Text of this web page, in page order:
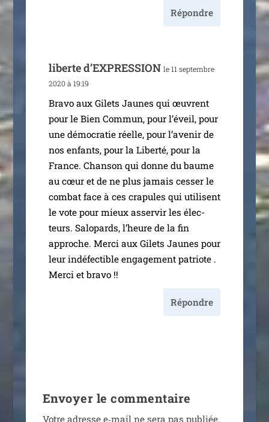
Répondre
liberte d’EXPRESSION le 11 sep­tembre
2020 à 19:19
Bravo aux Gilets Jaunes qui œuvrent
pour le Bien Commun, pour l’é­veil, pour
une démo­cra­tie réelle, pour l’a­ve­nir de
nos enfants, pour la Liberté, pour la
France. Chanson qui donne du baume
au cœur et de ne plus jamais ces­ser le
com­bat face à ces cra­pules qui uti­lisent
le vote pour mieux asser­vir les élec­
teurs. Salopards, l’heure de la fin
approche. Merci aux Gilets Jaunes pour
leur indé­fec­tible enga­ge­ment patriote .
Merci et bravo !!
Répondre
Envoyer le commentaire
Votre adresse e‑mail ne sera pas publiée.